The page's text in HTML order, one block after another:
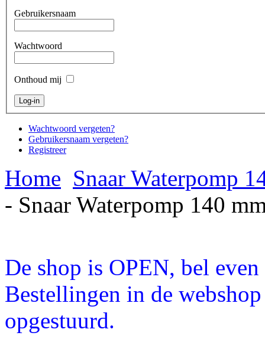
Gebruikersnaam
Wachtwoord
Onthoud mij
Wachtwoord vergeten?
Gebruikersnaam vergeten?
Registreer
Home Snaar Waterpomp
- Snaar Waterpomp 140
De shop is OPEN, bel
Bestellingen in de
opgestuurd.